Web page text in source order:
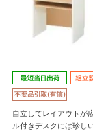
自立してレイアウトが
ル付きデスクには珍し